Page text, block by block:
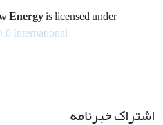
Energyis licensed under
International
اشتراک خبرنامه